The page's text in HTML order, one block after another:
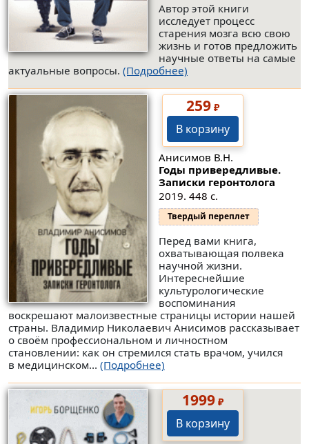
Автор этой книги
исследует процесс
старения мозга всю свою
жизнь и готов предложить
научные ответы на самые
актуальные вопросы. (Подробнее)
259₽
В корзину
Анисимов В.Н.
Годы привередливые.
Записки геронтолога
2019. 448 с.
Твердый переплет
Перед вами книга,
охватывающая полвека
научной жизни.
Интереснейшие
культурологические
воспоминания
воскрешают малоизвестные страницы истории нашей
страны. Владимир Николаевич Анисимов рассказывает
о своём профессиональном и личноcтном
становлении: как он стремился стать врачом, учился
в медицинском... (Подробнее)
1999₽
В корзину